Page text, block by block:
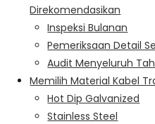
Direkomendasikan
Inspeksi Bulanan
Pemeriksaan Detail
Audit Menyeluruh
Memilih Material Kabel
Hot Dip Galvanized
Stainless Steel